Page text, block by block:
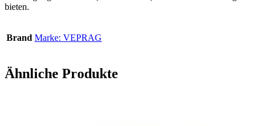
bieten.
Brand Marke: VEPRAG
Ähnliche Produkte